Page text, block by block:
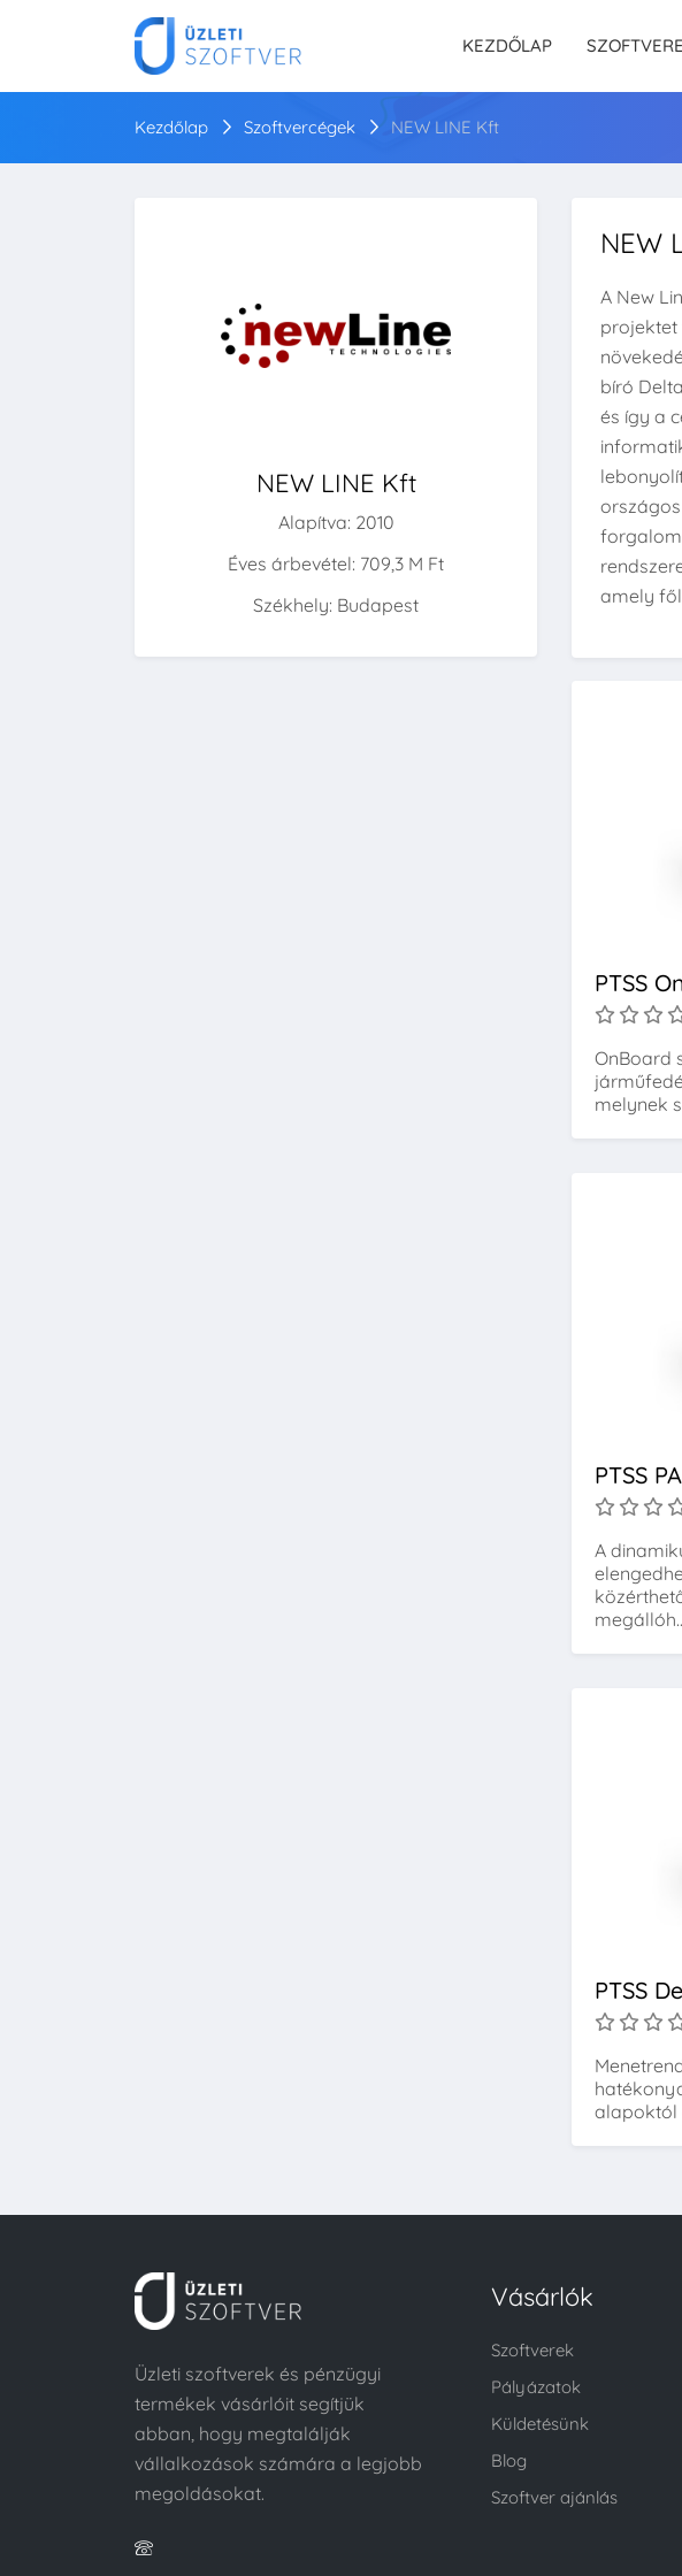
KEZDŐLAP
Kezdőlap Szoftvercégek NEW LINE Kft
NEW LINE Kft
Alapítva: 2010
Éves árbevétel: 709,3 M Ft
Székhely: Budapest
NEW
A New
projektet
bíró
és így a
amely
PTSS
OnBoard
melynek
PTSS
A
PTSS
alapoktól
Üzleti szoftverek és pénzügyi
termékek vásárlóit segítjük
abban, hogy megtalálják
vállalkozások számára a legjobb
megoldásokat.
Vásárlók
Szoftverek
Pályázatok
Küldetésünk
Blog
Szoftver ajánlás